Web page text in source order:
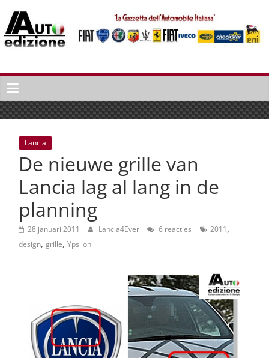
naar
inhoud
Auto
Edizione
La
Gazetta
dell'Automobile
Italiana
Italiaans
autonieuws
lifestyle
Lancia
De nieuwe grille van
Lancia lag al lang in de
planning
28 januari 2011 Lancia4Ever 6 reacties 2011,
design, grille, Ypsilon